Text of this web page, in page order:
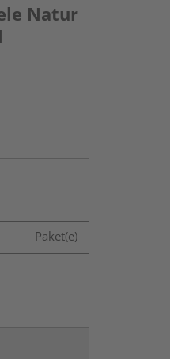
Natur
Paket(e)